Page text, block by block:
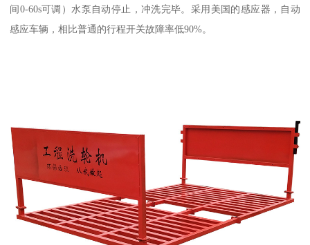
间0-60s可调）水泵自动停止，冲洗完毕。采用美国的感应器，自动
感应车辆，相比普通的行程开关故障率低90%。